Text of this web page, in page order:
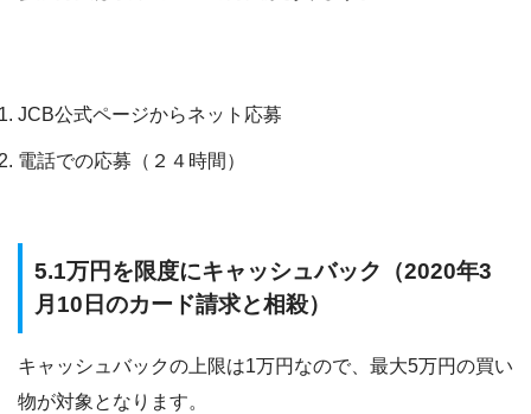
JCB公式ページからネット応募
電話での応募（２４時間）
5.1万円を限度にキャッシュバック（2020年3
月10日のカード請求と相殺）
キャッシュバックの上限は1万円 なので、最大5万円の買い
物が対象となります。